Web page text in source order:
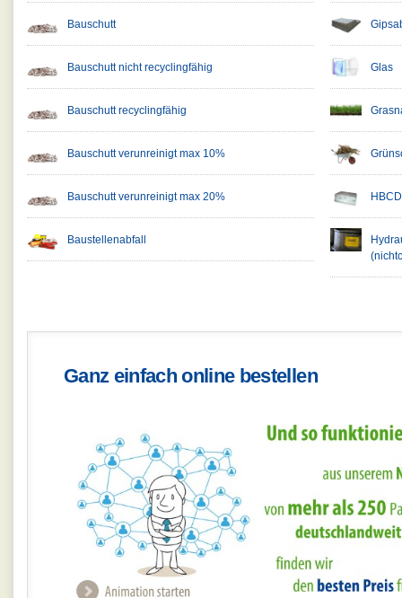
Bauschutt
Bauschutt nicht recyclingfähig
Bauschutt recyclingfähig
Bauschutt verunreinigt max 10%
Bauschutt verunreinigt max 20%
Baustellenabfall
Glas
Ganz einfach online bestellen